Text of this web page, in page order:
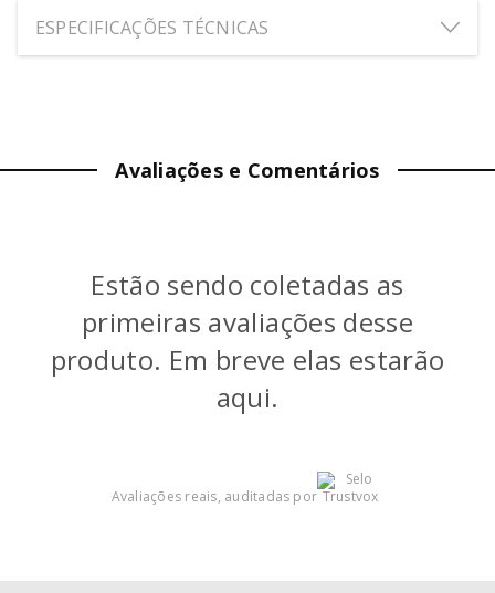
ESPECIFICAÇÕES TÉCNICAS
PROFUNDIDADE: 2.5 cm
: Branco
GARANTIA (MÊS) : 6
Avaliações e Comentários
Estão sendo coletadas as
primeiras avaliações desse
produto. Em breve elas estarão
aqui.
Avaliações reais, auditadas por